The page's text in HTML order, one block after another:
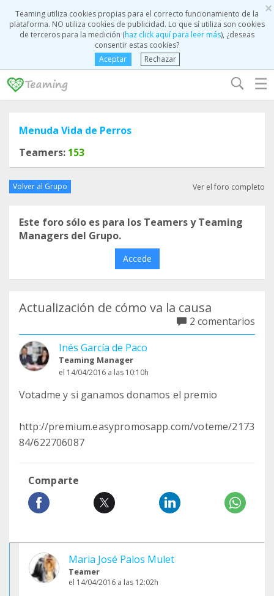
×
Teaming utiliza cookies propias para el correcto funcionamiento de la
plataforma. NO utiliza cookies de publicidad. Lo que sí utiliza son cookies
de terceros para la medición (haz click aquí para leer más), ¿deseas
consentir estas cookies?
Aceptar
Rechazar
☰
Menuda Vida de Perros
Teamers: 153
Volver al Grupo Ver el foro completo
Este foro sólo es para los Teamers y Teaming
Managers del Grupo.
Accede
Actualización de cómo va la causa
2 comentarios
Inés García de Paco
Teaming Manager
el 14/04/2016 a las 10:10h
Votadme y si ganamos donamos el premio
http://premium.easypromosapp.com/voteme/2173
84/622706087
Comparte
Maria José Palos Mulet
Teamer
el 14/04/2016 a las 12:02h